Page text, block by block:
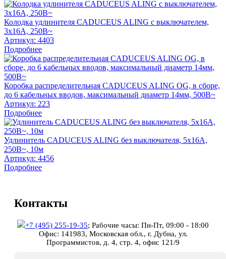
Колодка удлинителя CADUCEUS ALING с выключателем,
3х16А, 250В~
Артикул: 4403
Подробнее
Коробка распределительная CADUCEUS ALING OG, в сборе,
до 6 кабельных вводов, максимальный диаметр 14мм, 500В~
Артикул: 223
Подробнее
Удлинитель CADUCEUS ALING без выключателя, 5х16А,
250В~, 10м
Артикул: 4456
Подробнее
Контакты
+7 (495) 255-19-35; Рабочие часы: Пн-Пт, 09:00 - 18:00
Офис: 141983, Московская обл., г. Дубна, ул.
Программистов, д. 4, стр. 4, офис 121/9